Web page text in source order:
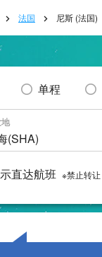
法国 尼斯 (法国)
单程
直达航班 ※禁止转让